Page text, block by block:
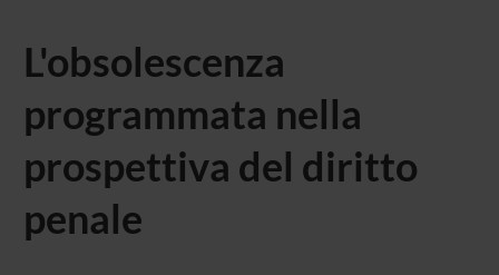
L'obsolescenza
programmata nella
prospettiva del diritto
penale